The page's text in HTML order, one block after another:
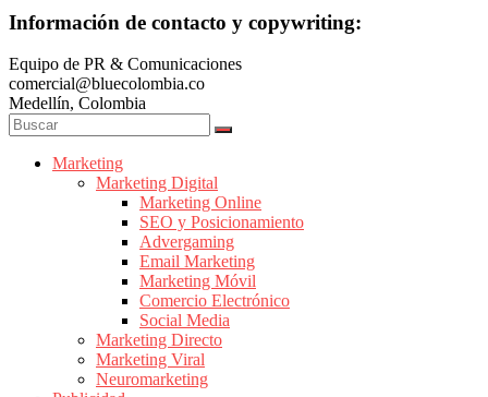
Revista
Marketing
Colombia
|
Revistas
Marketing
Publicidad
Colombia
Información de contacto y copywriting:
Equipo de PR & Comunicaciones
comercial@bluecolombia.co
Medellín, Colombia
Marketing
Marketing Digital
Marketing Online
SEO y Posicionamiento
Advergaming
Email Marketing
Marketing Móvil
Comercio Electrónico
Social Media
Marketing Directo
Marketing Viral
Neuromarketing